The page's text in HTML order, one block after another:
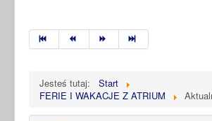
Jesteś tutaj:
Start
FERIE I WAKACJE Z ATRIUM